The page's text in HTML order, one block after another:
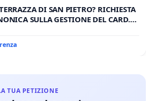
DI SAN PIETRO? RICHIESTA
SULLA GESTIONE DEL CARD.
TUA PETIZIONE